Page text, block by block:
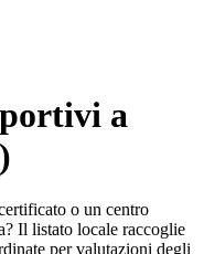
a
o un centro
Il listato locale raccoglie
per valutazioni degli